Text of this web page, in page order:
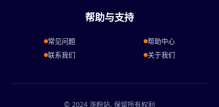
帮助与支持
常见问题
帮助中心
联系我们
关于我们
© 2024 涨粉站. 保留所有权利